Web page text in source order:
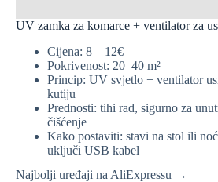
UV zamka za komarce + ventilator za
Cijena: 8 – 12€
Pokrivenost: 20–40 m²
Princip: UV svjetlo + ventilator
kutiju
Prednosti: tihi rad, sigurno za
čišćenje
Kako postaviti: stavi na stol ili
uključi USB kabel
Najbolji uređaji na AliExpressu →